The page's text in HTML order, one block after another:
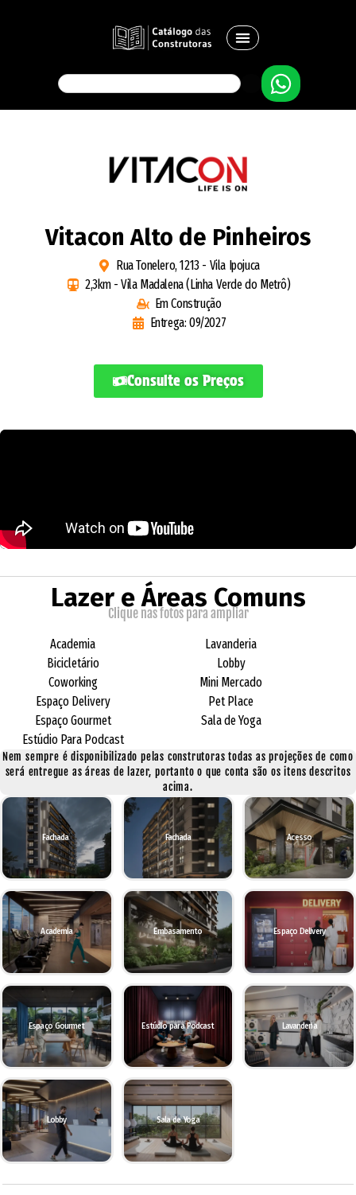
Vitacon Alto de Pinheiros
Rua Tonelero, 1213 - Vila Ipojuca
2,3km - Vila Madalena (Linha Verde do Metrô)
Em Construção
Entrega: 09/2027
Consulte os Preços
Lazer e Áreas Comuns
Clique nas fotos para ampliar
Academia
Bicicletário
Coworking
Espaço Delivery
Espaço Gourmet
Estúdio Para Podcast
Lavanderia
Lobby
Mini Mercado
Pet Place
Sala de Yoga
Nem sempre é disponibilizado pelas construtoras todas as projeções de como
será entregue as áreas de lazer, portanto o que conta são os itens descritos
acima.
Fachada Fachada Acesso
Academia Embasamento Espaço Delivery
Espaço Gourmet Estúdio para Podcast Lavanderia
Lobby Sala de Yoga